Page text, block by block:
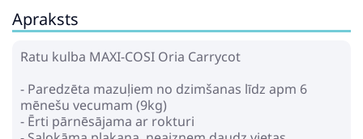
Apraksts
Ratu kulba MAXI-COSI Oria Carrycot
- Paredzēta mazuļiem no dzimšanas līdz apm 6
mēnešu vecumam (9kg)
- Ērti pārnēsājama ar rokturi